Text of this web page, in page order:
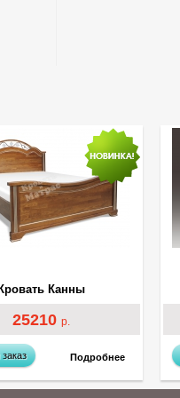
25210 р.
Кровать Канны
Подробнее